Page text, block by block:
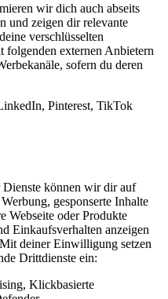
wir dich auch abseits
und zeigen dir relevante
verschlüsselten
folgenden externen Anbietern
sofern du deren
Pinterest, TikTok
Dienste können wir dir auf
gesponserte Inhalte
Webseite oder Produkte
Einkaufsverhalten anzeigen
deiner Einwilligung setzen
Drittdienste ein:
Klickbasierte